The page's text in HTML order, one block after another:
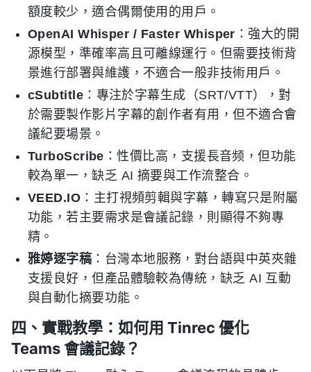
額度較少，適合偶爾使用的用戶。
OpenAI Whisper / Faster Whisper ：強大的開
源模型，準確率高且可離線運行。但需要技術背
景進行部署與維護，不適合一般非技術用戶。
cSubtitle ：專注於字幕生成（SRT/VTT），對
於需要製作影片字幕的創作者有用，但不適合會
議紀要場景。
TurboScribe ：性價比高，支援長音频，但功能
較為單一，缺乏 AI 摘要與工作流整合。
VEED.IO ：主打視頻剪輯與字幕，轉寫只是附屬
功能，若主要需求是會議記錄，則顯得不夠專
精。
雅婷逐字稿 ：台灣本地服務，對台語與中英夾雜
支援良好，但產品體驗較為傳統，缺乏 AI 互動
與自動化摘要功能。
四、實戰教學：如何用 Tinrec 優化
Teams 會議記錄？